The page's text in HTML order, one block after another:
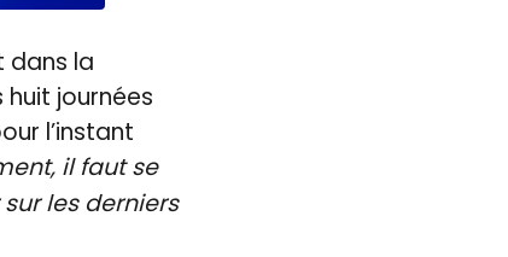
dans la
journées
l’instant
il faut se
les derniers